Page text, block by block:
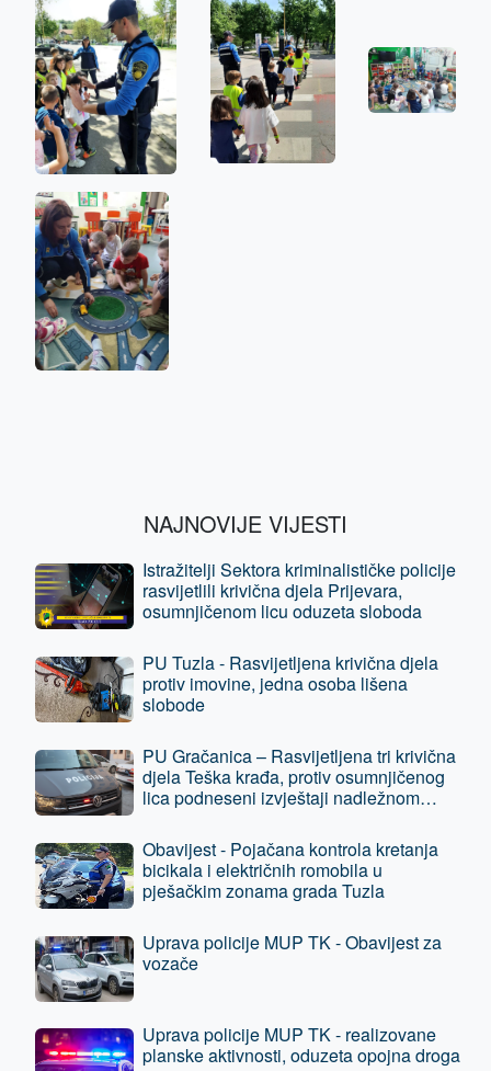
NAJNOVIJE VIJESTI
Istražitelji Sektora kriminalističke policije
rasvijetlili krivična djela Prijevara,
osumnjičenom licu oduzeta sloboda
PU Tuzla - Rasvijetljena krivična djela
protiv imovine, jedna osoba lišena
slobode
PU Gračanica – Rasvijetljena tri krivična
djela Teška krađa, protiv osumnjičenog
lica podneseni izvještaji nadležnom
Obavijest - Pojačana kontrola kretanja
bicikala i električnih romobila u
pješačkim zonama grada Tuzla
Uprava policije MUP TK - Obavijest za
vozače
Uprava policije MUP TK - realizovane
planske aktivnosti, oduzeta opojna droga